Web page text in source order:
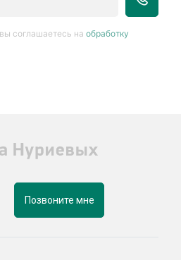
соглашаетесь наобработку
Позвоните мне